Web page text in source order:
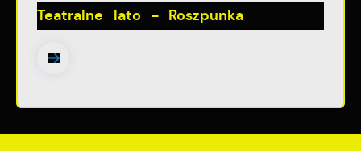
Teatralne lato - Roszpunka